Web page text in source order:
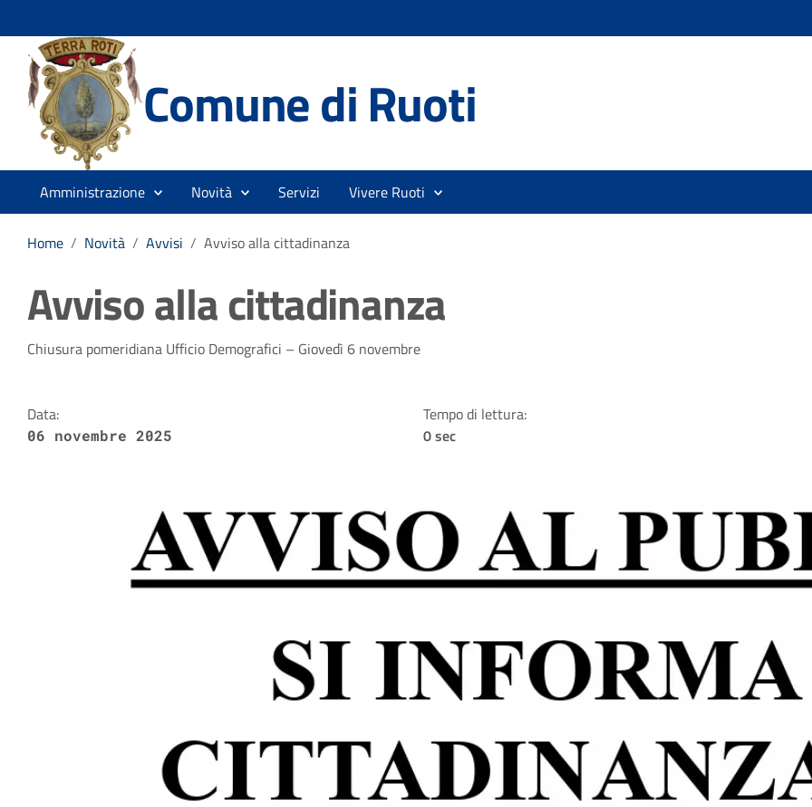
Comune di Ruoti
Amministrazione Novità Servizi Vivere Ruoti
Home / Novità / Avvisi / Avviso alla cittadinanza
Avviso alla cittadinanza
Dettagli della notizia
Chiusura pomeridiana Ufficio Demografici – Giovedì 6 novembre
Data:
06 novembre 2025
Tempo di lettura:
0 sec